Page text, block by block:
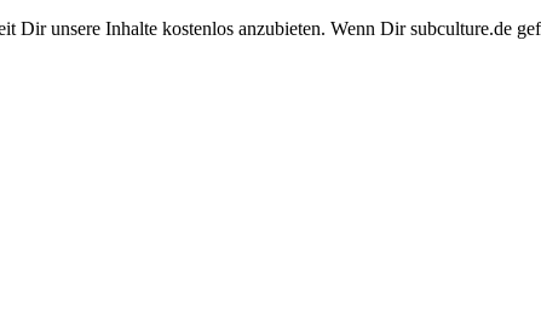
unsere Inhalte kostenlos anzubieten. Wenn Dir subculture.de